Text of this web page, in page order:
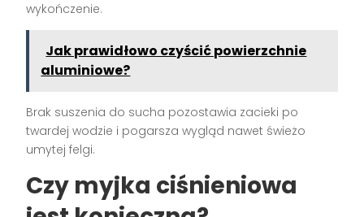
wykończenie.
Jak prawidłowo czyścić powierzchnie
aluminiowe?
Brak suszenia do sucha pozostawia zacieki po
twardej wodzie i pogarsza wygląd nawet świeżo
umytej felgi.
Czy myjka ciśnieniowa